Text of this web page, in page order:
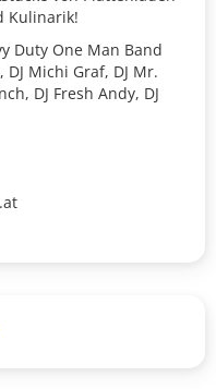
Kulinarik!
Duty One Man Band
DJ Michi Graf, DJ Mr.
DJ Fresh Andy, DJ